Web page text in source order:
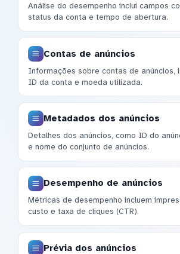
Análise do desempenho inclui campos
status da conta e tempo de abertura.
Contas de anúncios
Informações sobre contas de anúncios,
ID da conta e moeda utilizada.
Metadados dos anúncios
Detalhes dos anúncios, como ID do
e nome do conjunto de anúncios.
Desempenho de anúncios
Métricas de desempenho incluem
custo e taxa de cliques (CTR).
Prévia dos anúncios